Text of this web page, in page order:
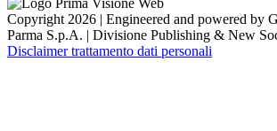
Copyright 2026 | Engineered and powered by
Parma S.p.A. | Divisione Publishing & New
Disclaimer trattamento dati personali